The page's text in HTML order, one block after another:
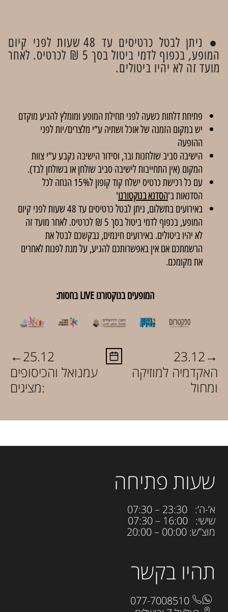
● ניתן לבטל כרטיסים עד 48 שעות לפני קיום
המופע, בכפוף לדמי ביטול בסך 5 ₪ לכרטיס. לאחר
מועד זה לא יהיו ביטולים.
פתיחת דלתות כשעה לפני תחילת המופע ומומלץ להגיע מוקדם
יש במקום הזמנה של אוכל ושתיה ע”י מלצרים/יות לפני
ההופעה
הישיבה סביב שולחנות ובר, וסידור הישיבה נקבע ע”י צוות
המקום (אין התחייבות לישיבה סביב שולחן או בשולחן לבד).
עם כל רכישת כרטיס ישלח קוד קופון ל15% הנחה לכל
הסדנאות ב'הסדנא בנוקטורנו'
באירועים בתשלום, ניתן לבטל כרטיסים עד 48 שעות לפני קיום
המופע, בכפוף לדמי ביטול בסך 5 ₪ לכרטיס. לאחר מועד זה
לא יהיו ביטולים. באירועים חינמים, נבקשכם לבטל את
הרשמתכם אם אין באפשרותכם להגיע, על מנת לפנות לאחרים
את מקומכם.
המופעים בנוקטורנו LIVE בחסות:
←25.12
עמנואל והכיסופים
מציגים:
23.12→
האקדמיה למוזיקה
תהיו בקשר
שעות פתיחה
א’-ה’: 23:30 – 07:30
שישי: 16:00 – 07:30
מוצ”ש: 00:00 – 20:00